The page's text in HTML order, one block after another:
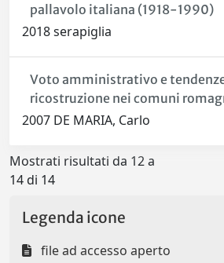
pallavolo italiana (1918-1990)
2018 serapiglia
Voto amministrativo e
ricostruzione nei comuni
2007 DE MARIA, Carlo
Mostrati risultati da 12 a
14 di 14
Legenda icone
file ad accesso aperto